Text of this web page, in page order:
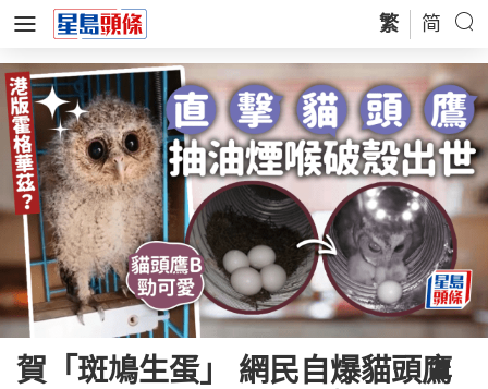
繁 简
賀「斑鳩生蛋」 網民自爆貓頭鷹